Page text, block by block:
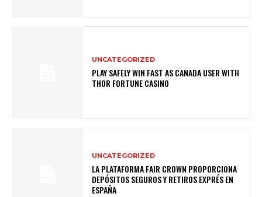
UNCATEGORIZED
PLAY SAFELY WIN FAST AS CANADA USER WITH
THOR FORTUNE CASINO
UNCATEGORIZED
LA PLATAFORMA FAIR CROWN PROPORCIONA
DEPÓSITOS SEGUROS Y RETIROS EXPRÉS EN
ESPAÑA